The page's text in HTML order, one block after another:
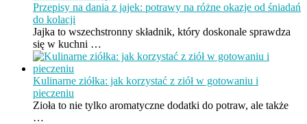
Przepisy na dania z jajek: potrawy na różne okazje od śniadań
do kolacji
Jajka to wszechstronny składnik, który doskonale sprawdza
się w kuchni …
Kulinarne ziółka: jak korzystać z ziół w gotowaniu i
pieczeniu
Zioła to nie tylko aromatyczne dodatki do potraw, ale także
…